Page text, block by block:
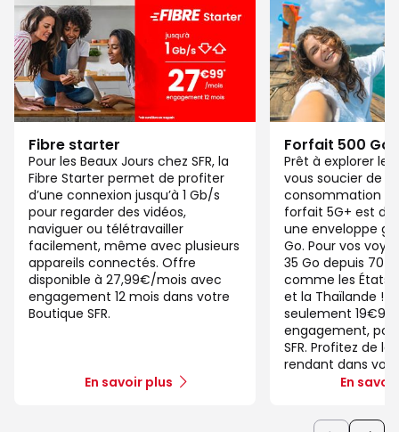
Fibre starter
Pour les Beaux Jours chez SFR, la
Fibre Starter permet de profiter
d’une connexion jusqu’à 1 Gb/s
pour regarder des vidéos,
naviguer ou télétravailler
facilement, même avec plusieurs
appareils connectés. Offre
disponible à 27,99€/mois avec
engagement 12 mois dans votre
Boutique SFR.
En savoir plus
Forfait 500 Go
Prêt à explorer le
vous soucier de
consommation
forfait 5G+ est
une enveloppe
Go. Pour vos
35 Go depuis 70
comme les États-
et la Thaïlande !
seulement
engagement,
SFR. Profitez de
rendant dans
En